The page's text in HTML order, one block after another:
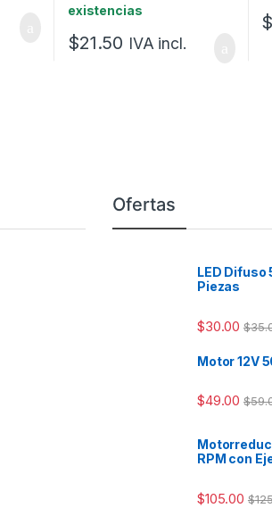
existencias
$21.50 IVA incl.
Ofertas
LED Difuso
Piezas
$30.00 $
Motor 12V
$49.00 $
RPM con
$105.00 $